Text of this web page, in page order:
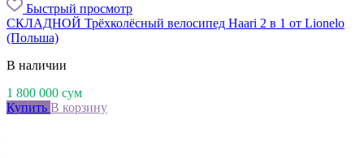
Быстрый просмотр
СКЛАДНОЙ Трёхколёсный велосипед Haari 2 в 1 от Lionelo
(Польша)
В наличии
1 800 000 сум
Купить В корзину